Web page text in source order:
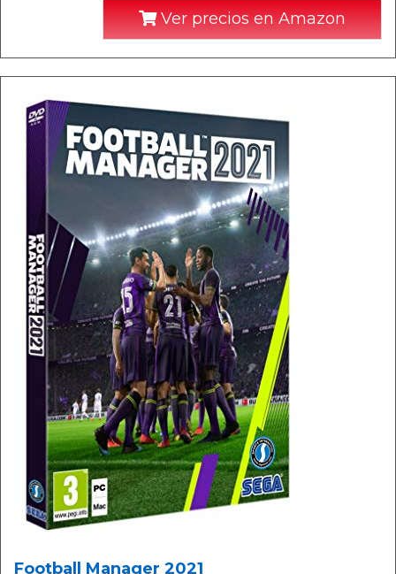
Ver precios en Amazon
Football Manager 2021